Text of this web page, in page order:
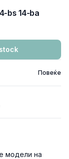
bs 14-ba
Повеќе
модели на